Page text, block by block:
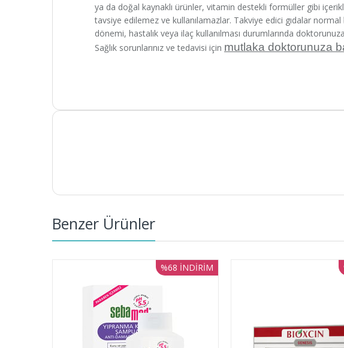
ya da doğal kaynaklı ürünler, vitamin destekli formüller gibi
tavsiye edilemez ve kullanılamazlar. Takviye edici gıdalar
dönemi, hastalık veya ilaç kullanılması durumlarında
Sağlık sorunlarınız ve tedavisi için mutlaka doktorunuza
Benzer Ürünler
%68 İNDIRIM